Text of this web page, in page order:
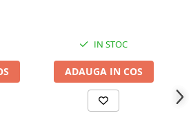
IN STOC
ADAUGA IN COS